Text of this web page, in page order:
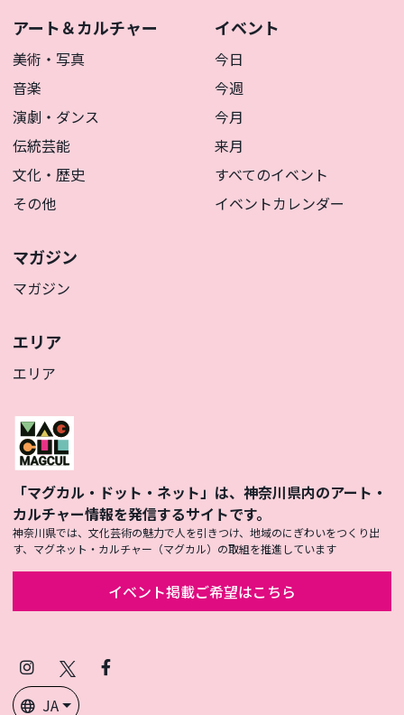
アート＆カルチャー
美術・写真
音楽
演劇・ダンス
伝統芸能
文化・歴史
その他
イベント
今日
今週
今月
来月
すべてのイベント
イベントカレンダー
マガジン
マガジン
エリア
エリア
「マグカル・ドット・ネット」は、神奈川県内のアート・
カルチャー情報を発信するサイトです。
神奈川県では、文化芸術の魅力で人を引きつけ、地域のにぎわいをつくり出
す、マグネット・カルチャー（マグカル）の取組を推進しています
イベント掲載ご希望はこちら
Instagram
(Twitter)
Facebook
JA